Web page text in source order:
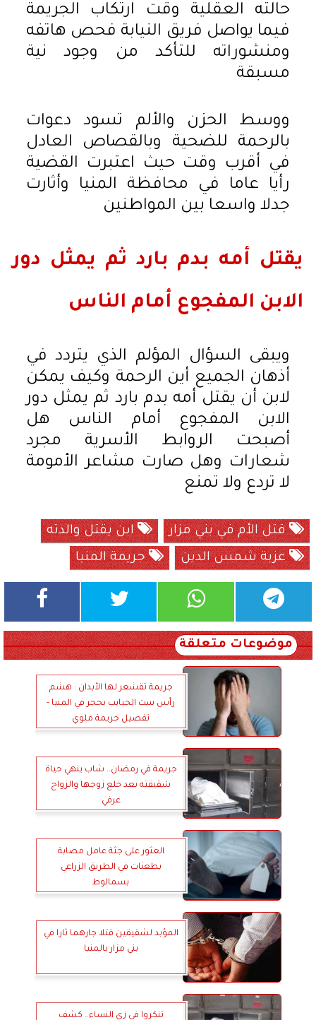
حالته العقلية وقت ارتكاب الجريمة
فيما يواصل فريق النيابة فحص هاتفه
ومنشوراته للتأكد من وجود نية
مسبقة
ووسط الحزن والألم تسود دعوات
بالرحمة للضحية وبالقصاص العادل
في أقرب وقت حيث اعتبرت القضية
رأيا عاما في محافظة المنيا وأثارت
جدلا واسعا بين المواطنين
يقتل أمه بدم بارد ثم يمثل دور
الابن المفجوع أمام الناس
ويبقى السؤال المؤلم الذي يتردد في
أذهان الجميع أين الرحمة وكيف يمكن
لابن أن يقتل أمه بدم بارد ثم يمثل دور
الابن المفجوع أمام الناس هل
أصبحت الروابط الأسرية مجرد
شعارات وهل صارت مشاعر الأمومة
لا تردع ولا تمنع
قتل الأم في بني مزار
ابن يقتل والدته
عزبة شمس الدين
جريمة المنيا
موضوعات متعلقة
جريمة تقشعر لها الأبدان : هشم
رأس ست الحبايب بحجر في المنيا -
تفصيل جريمة ملوي
جريمة في رمضان.. شاب ينهي حياة
شقيقته بعد خلع زوجها والزواج
عرفي
العثور على جثة عامل مصابة
بطعنات في الطريق الزراعي
بسمالوط
المؤبد لشقيقين قتلا جارهما ثارا في
بني مزار بالمنيا
تنكروا في زي النساء.. كشف